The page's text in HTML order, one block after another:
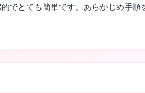
でとても簡単です。あらかじめ手順